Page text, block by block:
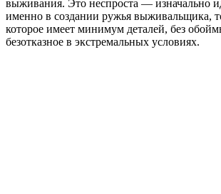
выживания. Это неспроста — изначально
именно в создании ружья выживальщика,
которое имеет минимум деталей, без
безотказное в экстремальных условиях.